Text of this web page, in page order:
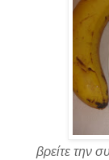
βρείτε την